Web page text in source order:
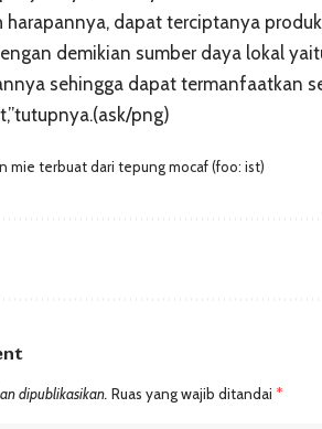
harapannya, dapat terciptanya
demikian sumber daya lokal
sehingga dapat termanfaatkan
png)
mie terbuat dari tepung mocaf (foo: ist)
dipublikasikan. Ruas yang wajib ditandai *